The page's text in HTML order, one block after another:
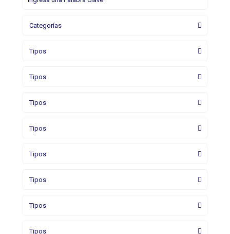
Categorías
Tipos
Tipos
Tipos
Tipos
Tipos
Tipos
Tipos
Tipos